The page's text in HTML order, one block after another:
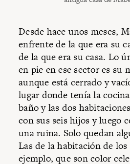
Desde hace unos meses,
enfrente de la que era su
de la que era su casa. Lo
en pie en ese sector es su
aunque está cerrado y
lugar donde tenía la
baño y las dos
con sus seis hijos y luego
una ruina. Solo quedan
Las de la habitación de
ejemplo, que son color